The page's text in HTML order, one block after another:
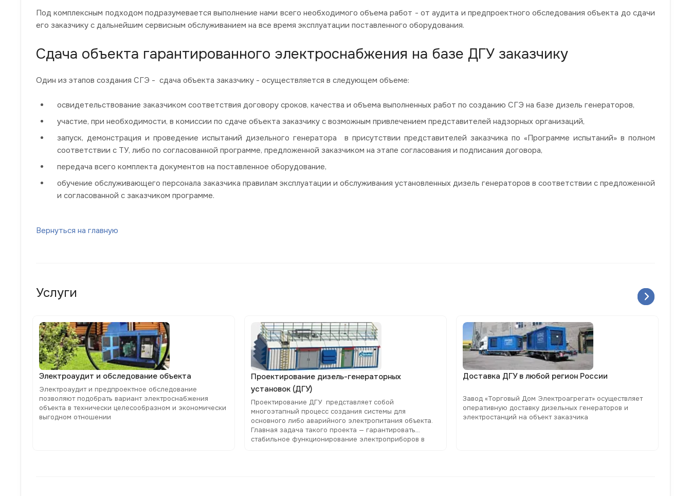
Под комплексным подходом подразумевается выполнение нами всего необходимого объема работ - от аудита и предпроектного обследования объекта до сдачи
его заказчику с дальнейшим сервисным обслуживанием на все время эксплуатации поставленного оборудования.
Сдача объекта гарантированного электроснабжения на базе ДГУ заказчику
Один из этапов создания СГЭ - сдача объекта заказчику - осуществляется в следующем объеме:
освидетельствование заказчиком соответствия договору сроков, качества и объема выполненных работ по созданию СГЭ на базе дизель генераторов,
участие, при необходимости, в комиссии по сдаче объекта заказчику с возможным привлечением представителей надзорных организаций,
запуск, демонстрация и проведение испытаний дизельного генератора в присутствии представителей заказчика по «Программе испытаний» в полном
соответствии с ТУ, либо по согласованной программе, предложенной заказчиком на этапе согласования и подписания договора,
передача всего комплекта документов на поставленное оборудование,
обучение обслуживающего персонала заказчика правилам эксплуатации и обслуживания установленных дизель генераторов в соответствии с предложенной
и согласованной с заказчиком программе.
Вернуться на главную
Услуги
Электроаудит и обследование объекта
Электроаудит и предпроектное обследование
позволяют подобрать вариант электроснабжения
объекта в технически целесообразном и экономически
выгодном отношении
Проектирование дизель-генераторных
установок (ДГУ)
Проектирование ДГУ представляет собой
многоэтапный процесс создания системы для
основного либо аварийного электропитания объекта.
Главная задача такого проекта — гарантировать
стабильное функционирование электроприборов в
Доставка ДГУ в любой регион России
Завод «Торговый Дом Электроагрегат» осуществляет
оперативную доставку дизельных генераторов и
электростанций на объект заказчика